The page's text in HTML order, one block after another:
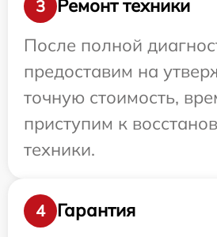
3
Ремонт техники
После полной
предоставим на
точную стоимость,
приступим к
техники.
4
Гарантия